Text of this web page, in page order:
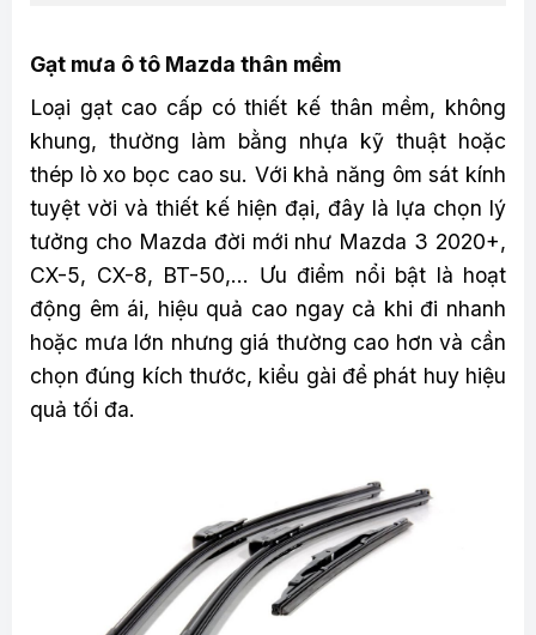
Gạt mưa ô tô Mazda thân mềm
Loại gạt cao cấp có thiết kế thân mềm, không
khung, thường làm bằng nhựa kỹ thuật hoặc
thép lò xo bọc cao su. Với khả năng ôm sát kính
tuyệt vời và thiết kế hiện đại, đây là lựa chọn lý
tưởng cho Mazda đời mới như Mazda 3 2020+,
CX-5, CX-8, BT-50,… Ưu điểm nổi bật là hoạt
động êm ái, hiệu quả cao ngay cả khi đi nhanh
hoặc mưa lớn nhưng giá thường cao hơn và cần
chọn đúng kích thước, kiểu gài để phát huy hiệu
quả tối đa.